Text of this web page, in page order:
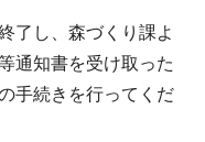
了し、森づくり課よ
通知書を受け取った
手続きを行ってくだ